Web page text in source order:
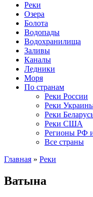
Реки
Озера
Болота
Водопады
Водохранилища
Заливы
Каналы
Ледники
Моря
По странам
Реки России
Реки
Реки
Реки США
Регионы РФ
Все страны
Главная » Реки
Ватына